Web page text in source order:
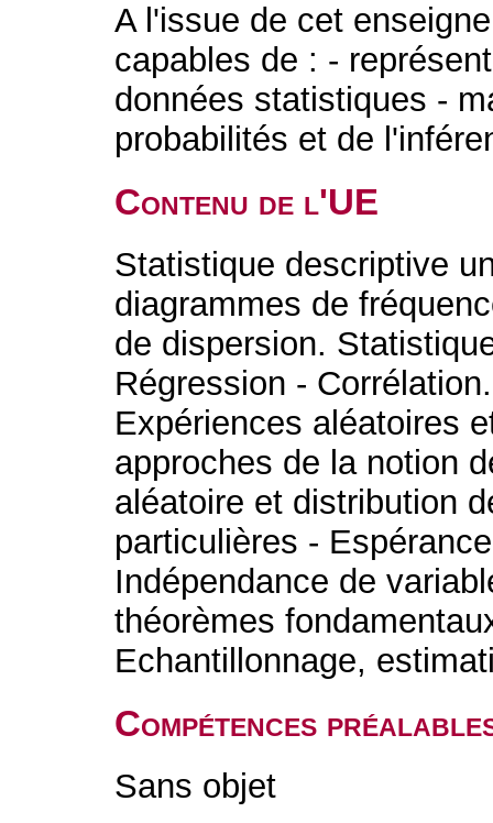
A l'issue de cet
capables de : -
données statistiques -
probabilités et de
Contenu de l'UE
Statistique descriptive
diagrammes de
de dispersion.
Régression -
Expériences aléatoires
approches de la notion
aléatoire et distribution
particulières -
Indépendance de
théorèmes
Echantillonnage,
Compétences
Sans objet